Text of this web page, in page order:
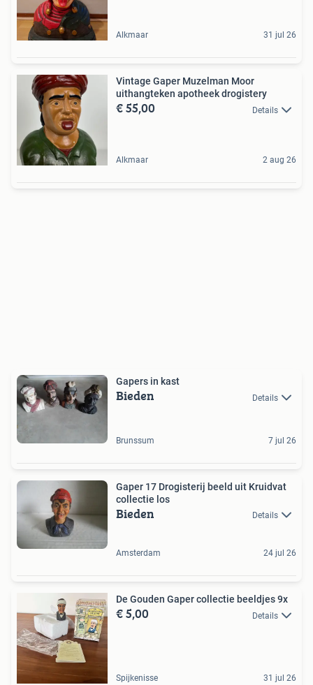
Alkmaar 31 jul 26
Vintage Gaper Muzelman Moor
uithangteken apotheek drogistery
€ 55,00 Details
Alkmaar 2 aug 26
Gapers in kast
Bieden Details
Brunssum 7 jul 26
Gaper 17 Drogisterij beeld uit Kruidvat
collectie los
Bieden Details
Amsterdam 24 jul 26
De Gouden Gaper collectie beeldjes 9x
€ 5,00 Details
Spijkenisse 31 jul 26